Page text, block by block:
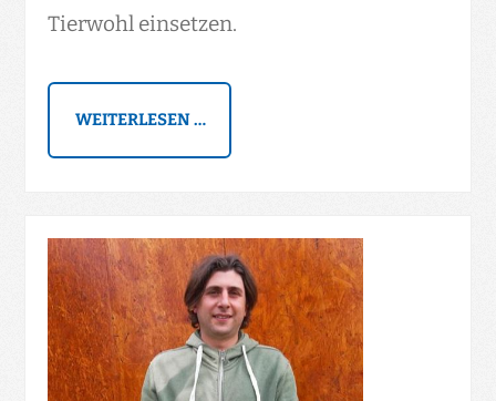
Tierwohl einsetzen.
WEITERLESEN …